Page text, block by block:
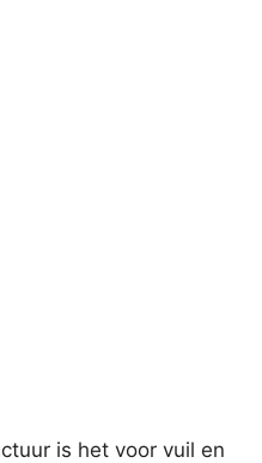
is het voor vuil en